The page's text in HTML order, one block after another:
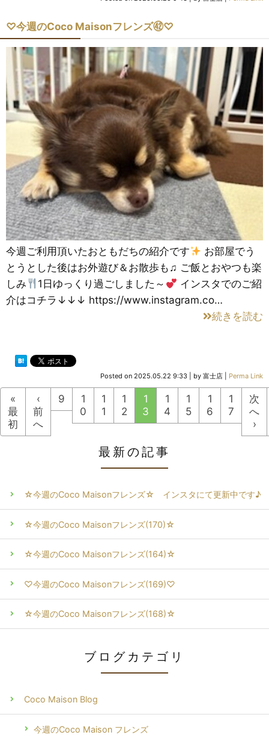
♡今週のCoco Maisonフレンズ㊷♡
今週ご利用頂いたおともだちの紹介です
お部屋でう
とうとした後はお外遊び＆お散歩も♫ ご飯とおやつも楽
しみ
1日ゆっくり過ごしました～
インスタでのご紹
介はコチラ↓↓↓ https://www.instagram.co…
続きを読む
Posted on 2025.05.22 9:33 by 富士店 Perma Link
«
最
初
‹
前
へ
9
1
0
1
1
1
2
1
3
1
4
1
5
1
6
1
7
次
へ
›
最新の記事
☆今週のCoco Maisonフレンズ☆ インスタにて更新中です♪
☆今週のCoco Maisonフレンズ(170)☆
☆今週のCoco Maisonフレンズ(164)☆
♡今週のCoco Maisonフレンズ(169)♡
☆今週のCoco Maisonフレンズ(168)☆
ブログカテゴリ
Coco Maison Blog
今週のCoco Maison フレンズ